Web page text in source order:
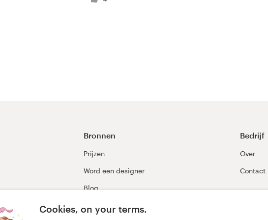
Cookies, on your terms.
Bronnen
Prijzen
Word een designer
Blog
Bedrijf
Over
Contact